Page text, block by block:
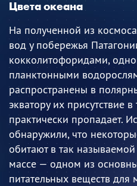
Цвета океанa
На полученной из
вод у побережья
кокколитофоридами,
планктонными
распространены в
экватору их присутствие
практически пропадает.
обнаружили, что
обитают в так
массе — одном из
питательных веществ для